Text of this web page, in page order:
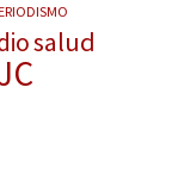
salud